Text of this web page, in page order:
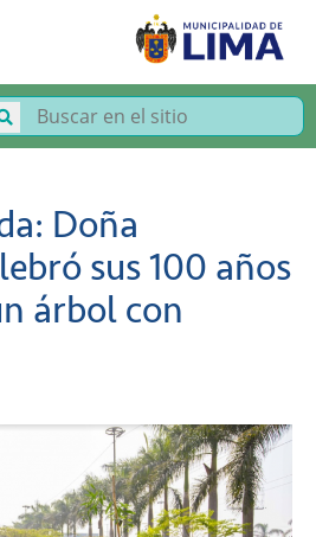
Doña
sus 100 años
árbol con